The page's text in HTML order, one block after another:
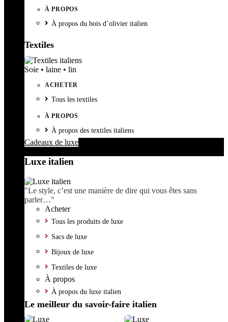
À PROPOS
À propos du bois d’olivier italien
Textiles
Soie • laine • lin
ACHETER
Tous les textiles
À PROPOS
À propos des textiles italiens
Cadeaux de luxe
Luxe italien
"Le style, c’est une manière de dire qui vous êtes sans
parler…"
Acheter
Tous les produits de luxe
Sacs de luxe
Bijoux de luxe
Textiles de luxe
À propos
À propos du luxe italien
Le meilleur du savoir-faire italien